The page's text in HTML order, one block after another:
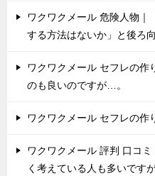
ワクワクメール 危険人物｜
する方法はないか」と後ろ
ワクワクメール セフレの作
のも良いのですが…。
ワクワクメール セフレの作
ワクワクメール 評判 口コ
く考えている人も多いです